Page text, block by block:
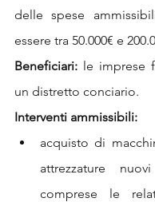
delle spese
essere tra 50.000€ e
Beneficiari: le imprese
un distretto conciario.
Interventi ammissibili:
acquisto di
attrezzature
comprese le